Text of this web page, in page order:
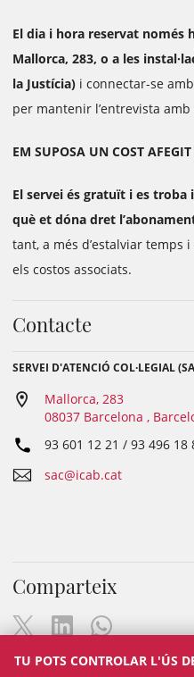
El dia i hora reservat només
Mallorca, 283, o a les
la Justícia) i connectar-se
per mantenir l’entrevista
EM SUPOSA UN COST AFEGIT
El servei és gratuït i es troba
què et dóna dret
tant, a més d’estalviar temps
els costos associats.
Contacte
SERVEI D'ATENCIÓ COL·LEGIAL
Mallorca, 283
08037 Barcelona ,
93 601 12 21 / 93 496 18
sac@icab.cat
Comparteix
TU POTS CONTROLAR L'ÚS